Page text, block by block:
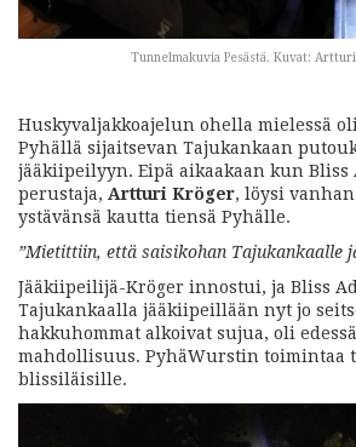
Tunnelmakuvia Pesästä. Kuvat:
Huskyvaljakkoajelun ohella mielessä
Pyhällä sijaitsevan Tajukankaan
jääkiipeilyyn. Eipä aikaakaan kun
perustaja, Artturi Kröger, löysi
ystävänsä kautta tiensä Pyhälle.
”Mietittiin, että saisikohan Tajukankaalle
Jääkiipeilijä-Kröger innostui, ja Bliss
Tajukankaalla jääkiipeillään nyt jo
hakkuhommat alkoivat sujua, oli
mahdollisuus. PyhäWurstin toimintaa
blissiläisille.